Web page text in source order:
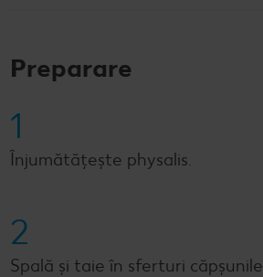
Preparare
1
Înjumătățește physalis.
2
Spală și taie în sferturi căpșunile.